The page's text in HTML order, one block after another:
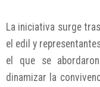
La iniciativa surge
el edil y
el que se
dinamizar la